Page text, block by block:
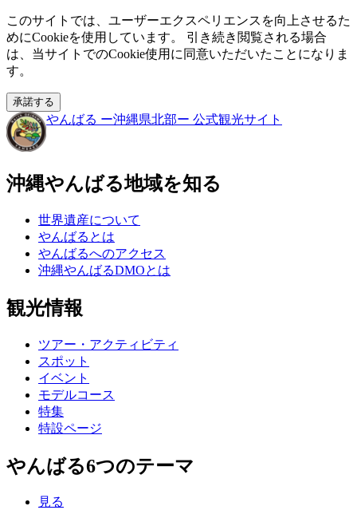
このサイトでは、ユーザーエクスペリエンスを向上させるた
めにCookieを使用しています。 引き続き閲覧される場合
は、当サイトでのCookie使用に同意いただいたことになりま
す。
承諾する
やんばる ー沖縄県北部ー 公式観光サイト
沖縄やんばる地域を知る
世界遺産について
やんばるとは
やんばるへのアクセス
沖縄やんばるDMOとは
観光情報
ツアー・アクティビティ
スポット
イベント
モデルコース
特集
特設ページ
やんばる6つのテーマ
見る